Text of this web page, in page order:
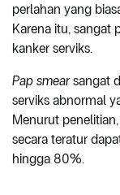
perlahan yang
Karena itu, sangat
kanker serviks.
Pap smearsangat
serviks abnormal
Menurut
secara teratur
hingga 80%.